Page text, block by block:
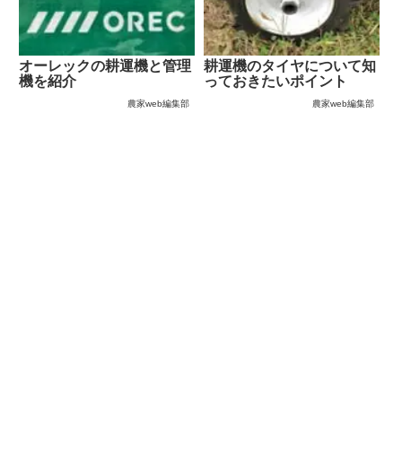
オーレックの耕運機と管理
機を紹介
農家web編集部
耕運機のタイヤについて知
っておきたいポイント
農家web編集部